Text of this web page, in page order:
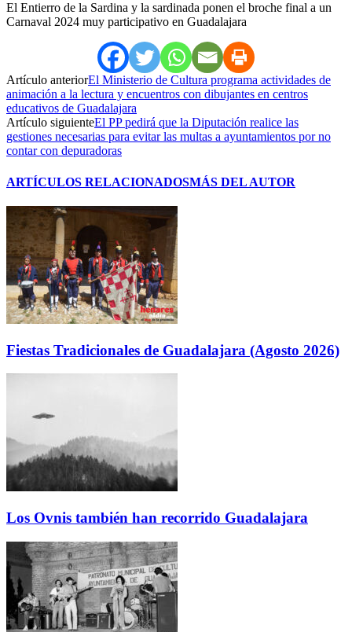
El Entierro de la Sardina y la sardinada ponen el broche final a un
Carnaval 2024 muy participativo en Guadalajara
Artículo anteriorEl Ministerio de Cultura programa actividades de
animación a la lectura y encuentros con dibujantes en centros
educativos de Guadalajara
Artículo siguienteEl PP pedirá que la Diputación realice las
gestiones necesarias para evitar las multas a ayuntamientos por no
contar con depuradoras
ARTÍCULOS RELACIONADOSMÁS DEL AUTOR
Fiestas Tradicionales de Guadalajara (Agosto 2026)
Los Ovnis también han recorrido Guadalajara